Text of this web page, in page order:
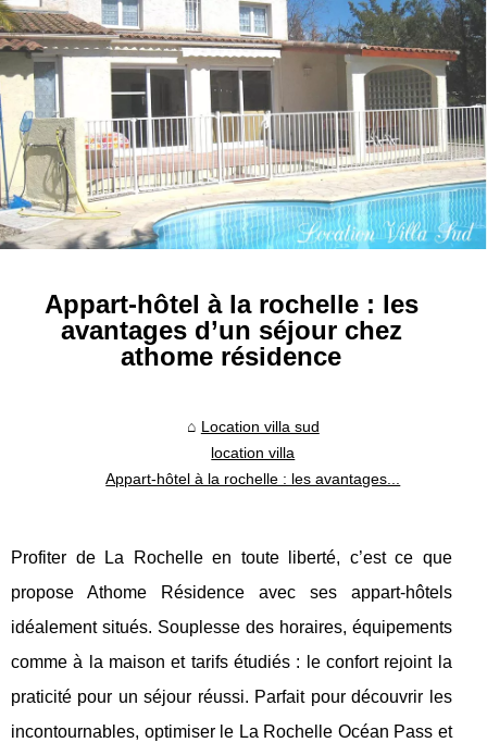
Appart-hôtel à la rochelle : les
avantages d’un séjour chez
athome résidence
Location villa sud
location villa
Appart-hôtel à la rochelle : les avantages...
Profiter de La Rochelle en toute liberté, c’est ce que
propose Athome Résidence avec ses appart-hôtels
idéalement situés. Souplesse des horaires, équipements
comme à la maison et tarifs étudiés : le confort rejoint la
praticité pour un séjour réussi. Parfait pour découvrir les
incontournables, optimiser le La Rochelle Océan Pass et